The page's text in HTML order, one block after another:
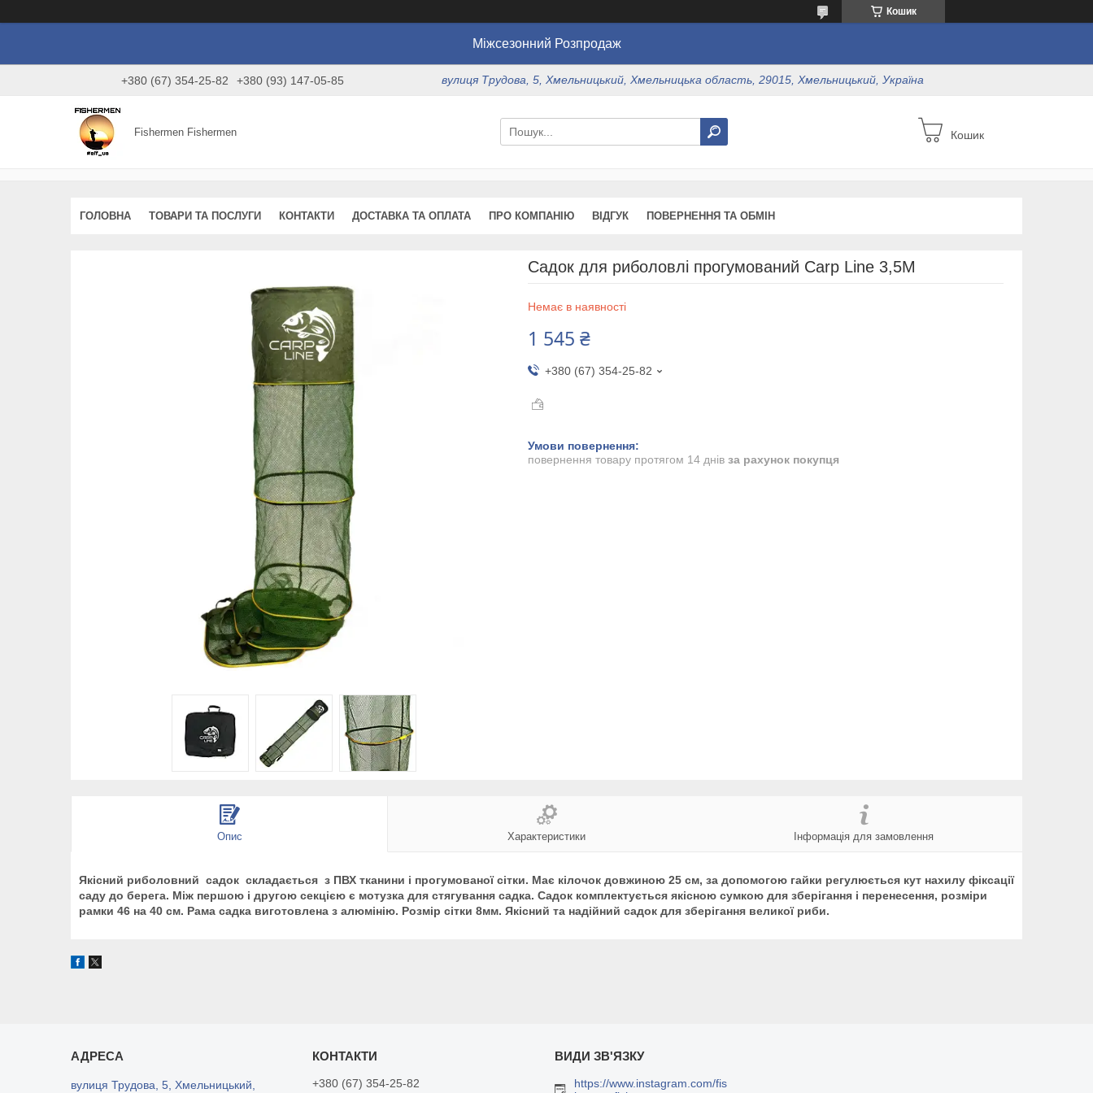
Кошик
Міжсезонний Розпродаж
+380 (67) 354-25-82 +380 (93) 147-05-85 вулиця Трудова, 5, Хмельницький, Хмельницька область, 29015, Хмельницький, Україна
Fishermen Fishermen Кошик
ГОЛОВНА ТОВАРИ ТА ПОСЛУГИ КОНТАКТИ ДОСТАВКА ТА ОПЛАТА ПРО КОМПАНІЮ ВІДГУК ПОВЕРНЕННЯ ТА ОБМІН
Садок для риболовлі прогумований Carp Line 3,5М
Немає в наявності
1 545 ₴
+380 (67) 354-25-82
повернення товару протягом 14 днів за рахунок покупця
Опис Характеристики Інформація для замовлення
Якісний риболовний садок складається з ПВХ тканини і прогумованої сітки. Має кілочок довжиною 25 см, за допомогою гайки регулюється кут нахилу фіксації
саду до берега. Між першою і другою секцією є мотузка для стягування садка. Садок комплектується якісною сумкою для зберігання і перенесення, розміри
рамки 46 на 40 см. Рама садка виготовлена з алюмінію. Розмір сітки 8мм. Якісний та надійний садок для зберігання великої риби.
вулиця Трудова, 5, Хмельницький, +380 (67) 354-25-82
https://www.instagram.com/fis